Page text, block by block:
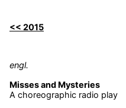
<< 2015
engl.
Misses and Mysteries
A choreographic radio play